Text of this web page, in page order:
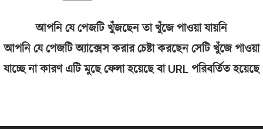
আপনি যে পেজটি খুঁজছেন তা খুঁজে পাওয়া যায়নি
আপনি যে পেজটি অ্যাক্সেস করার চেষ্টা করছেন সেটি খুঁজে পাওয়া
যাচ্ছে না কারণ এটি মুছে ফেলা হয়েছে বা URL পরিবর্তিত হয়েছে